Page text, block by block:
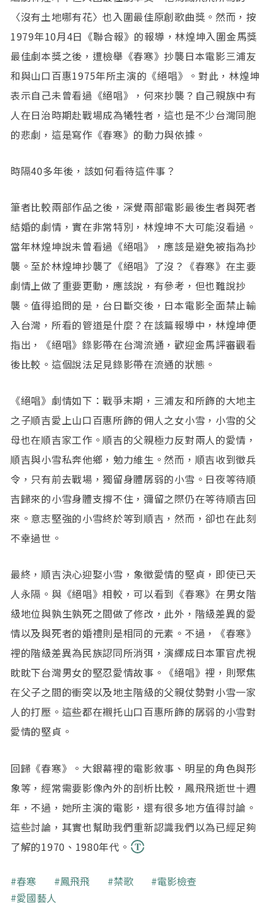
〈沒有土地哪有花〉也入圍最佳原創歌曲獎。然而，按
1979年10月4日《聯合報》的報導，林煌坤入圍金馬獎
最佳劇本獎之後，遭檢舉《春寒》抄襲日本電影三浦友
和與山口百惠1975年所主演的《絕唱》。對此，林煌坤
表示自己未曾看過《絕唱》，何來抄襲？自己親族中有
人在日治時期赴戰場成為犧牲者，這也是不少台灣同胞
的悲劇，這是寫作《春寒》的動力與依據。
時隔40多年後，該如何看待這件事？
筆者比較兩部作品之後，深覺兩部電影最後生者與死者
結婚的劇情，實在非常特別，林煌坤不大可能沒看過。
當年林煌坤說未曾看過《絕唱》，應該是避免被指為抄
襲。至於林煌坤抄襲了《絕唱》了沒？《春寒》在主要
劇情上做了重要更動，應該說，有參考，但也難說抄
襲。值得追問的是，台日斷交後，日本電影全面禁止輸
入台灣，所看的管道是什麼？在該篇報導中，林煌坤便
指出，《絕唱》錄影帶在台灣流通，歡迎金馬評審觀看
後比較。這個說法足見錄影帶在流通的狀態。
《絕唱》劇情如下：戰爭末期，三浦友和所飾的大地主
之子順吉愛上山口百惠所飾的佣人之女小雪，小雪的父
母也在順吉家工作。順吉的父親極力反對兩人的愛情，
順吉與小雪私奔他鄉，勉力維生。然而，順吉收到徵兵
令，只有前去戰場，獨留身體孱弱的小雪。日夜等待順
吉歸來的小雪身體支撐不住，彌留之際仍在等待順吉回
來。意志堅強的小雪終於等到順吉，然而，卻也在此刻
不幸過世。
最終，順吉決心迎娶小雪，象徵愛情的堅貞，即使已天
人永隔。與《絕唱》相較，可以看到《春寒》在男女階
級地位與孰生孰死之間做了修改，此外，階級差異的愛
情以及與死者的婚禮則是相同的元素。不過，《春寒》
裡的階級差異為民族認同所消弭，演繹成日本軍官虎視
眈眈下台灣男女的堅忍愛情故事。《絕唱》裡，則聚焦
在父子之間的衝突以及地主階級的父親仗勢對小雪一家
人的打壓。這些都在襯托山口百惠所飾的孱弱的小雪對
愛情的堅貞。
回歸《春寒》。大銀幕裡的電影敘事、明星的角色與形
象等，經常需要影像內外的剖析比較，鳳飛飛逝世十週
年，不過，她所主演的電影，還有很多地方值得討論。
這些討論，其實也幫助我們重新認識我們以為已經足夠
了解的1970、1980年代。
關鍵字
春寒 鳳飛飛 禁歌
電影檢查
愛國藝人